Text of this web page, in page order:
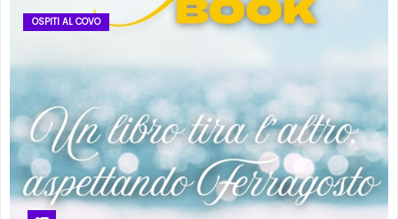
OSPITI AL COVO